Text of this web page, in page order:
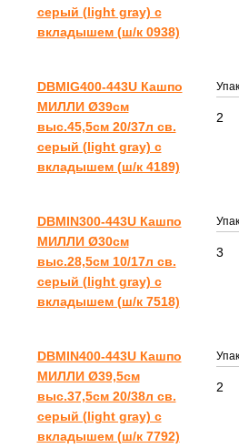
серый (light gray) с
вкладышем (ш/к 0938)
DBMIG400-443U Кашпо
МИЛЛИ Ø39см
выс.45,5см 20/37л св.
серый (light gray) с
вкладышем (ш/к 4189)
2
DBMIN300-443U Кашпо
МИЛЛИ Ø30см
выс.28,5см 10/17л св.
серый (light gray) с
вкладышем (ш/к 7518)
3
DBMIN400-443U Кашпо
МИЛЛИ Ø39,5см
выс.37,5см 20/38л св.
серый (light gray) с
вкладышем (ш/к 7792)
2